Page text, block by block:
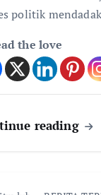
politik
the love
reading